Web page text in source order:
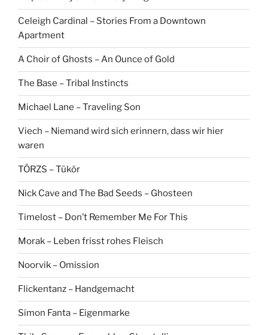
Celeigh Cardinal – Stories From a Downtown
Apartment
A Choir of Ghosts – An Ounce of Gold
The Base – Tribal Instincts
Michael Lane – Traveling Son
Viech – Niemand wird sich erinnern, dass wir hier
waren
TÖRZS – Tükör
Nick Cave and The Bad Seeds – Ghosteen
Timelost – Don’t Remember Me For This
Morak – Leben frisst rohes Fleisch
Noorvik – Omission
Flickentanz – Handgemacht
Simon Fanta – Eigenmarke